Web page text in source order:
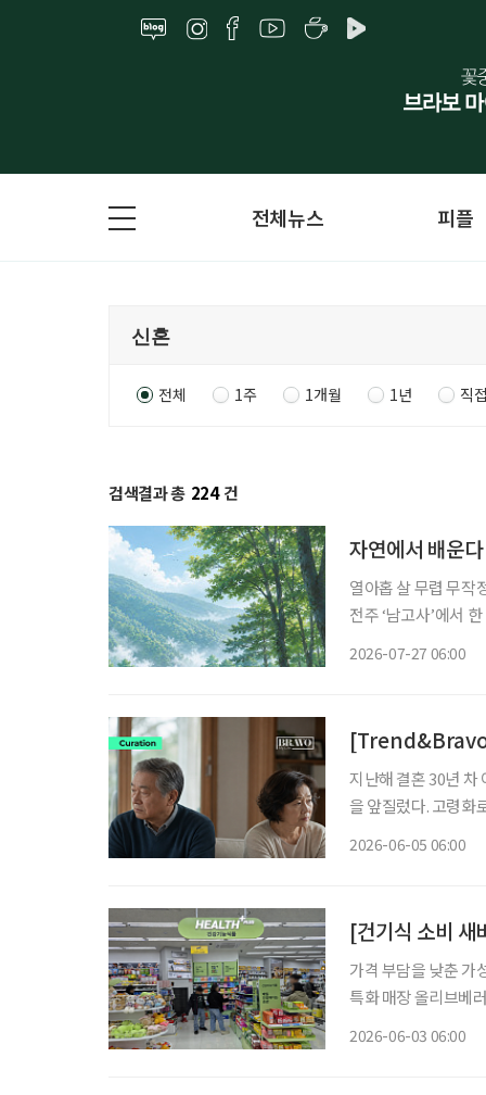
전체뉴스 피플
전체 1주 1개월 1년 직
검색결과 총 224 건
자연에서 배운다
열아홉 살 무렵 무작
전주 ‘남고사’에서
2026-07-27 06:00
[Trend&Bravo]
지난해 결혼 30년 차
을 앞질렀다. 고령화
2026-06-05 06:00
[건기식 소비
가격 부담을 낮춘 가
특화 매장 올리브베
2026-06-03 06:00